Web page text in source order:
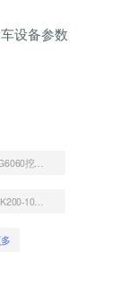
设备参数
龙工LG6060挖掘机
神钢SK200-10挖掘机